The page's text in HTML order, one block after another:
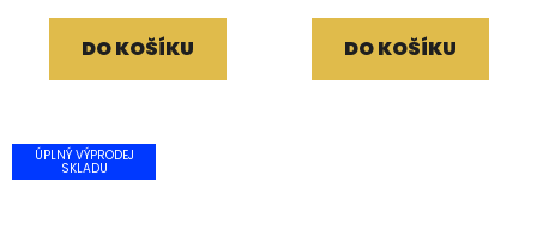
DO KOŠÍKU DO KOŠÍKU
ÚPLNÝ VÝPRODEJ
SKLADU